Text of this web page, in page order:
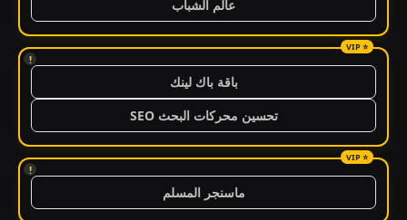
عالم الشباب
!
باقة باك لينك
تحسين محركات البحث SEO
!
ماسنجر المسلم